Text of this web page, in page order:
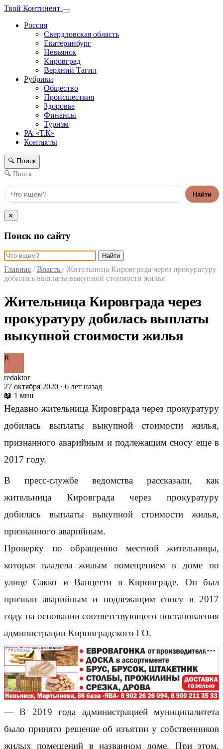
Твой Континент
Россия
Свердловская область
Екатеринбург
Невьянск
Кировград
Верхний Тагил
Рубрики
Общество
Происшествия
Здоровье
Финансы
Туризм
РА «Т.К»
Контакты
🔍 Поиск
🔍 Поиск
Найти
✕
Поиск по сайту
Найти
Главная / Власть / Жительница Кировграда через прокуратуру
добилась выплаты выкупной стоимости жилья
Жительница Кировграда через
прокуратуру добилась выплаты
выкупной стоимости жилья
R
redaktor
27 октября 2020 · 6 лет назад
📖 1 мин
Недавно жительница Кировграда через прокуратуру
добилась выплаты выкупной стоимости жилья,
признанного аварийным и подлежащим сносу еще в
2017 году.
В пресс-службе ведомства рассказали, как
жительница Кировграда через прокуратуру
добилась выплаты выкупной стоимости жилья,
признанного аварийным.
Проверку по обращению местной жительницы,
которая владела жилым помещением в доме по
улице Сакко и Ванцетти в Кировграде. Он был
признан аварийным и подлежащим сносу в 2017
году на основании соответствующего постановления
администрации Кировградского ГО.
РЕКЛАМА
— В 2019 года администрацией муниципалитета
было принято решение об изъятии у собственников
жилых помещений в названном доме. При этом,